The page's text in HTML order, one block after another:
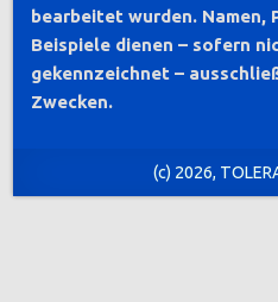
bearbeitet wurden. Namen,
Beispiele dienen – sofern
gekennzeichnet –
Zwecken.
(c) 2026,